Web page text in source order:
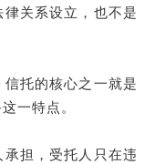
关系设立，也不是
托的核心之一就是
一特点。
担，受托人只在违